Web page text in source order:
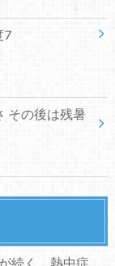
7
その後は残暑
続く、熱中症